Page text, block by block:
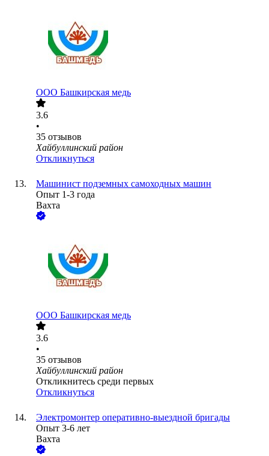
ООО Башкирская медь
3.6
•
35 отзывов
Хайбуллинский район
Откликнуться
Машинист подземных самоходных машин
Опыт 1-3 года
Вахта
ООО Башкирская медь
3.6
•
35 отзывов
Хайбуллинский район
Откликнитесь среди первых
Откликнуться
Электромонтер оперативно-выездной бригады
Опыт 3-6 лет
Вахта